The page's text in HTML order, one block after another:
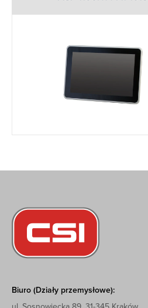
Biuro (Działy przemysłowe):